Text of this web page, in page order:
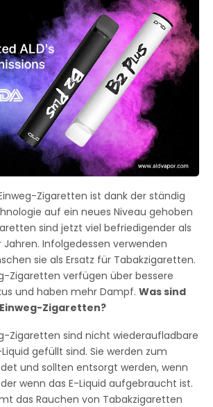
Zigaretten ist dank der ständig
auf ein neues Niveau gehoben
sind jetzt viel befriedigender als
Infolgedessen verwenden
sie als Ersatz für Tabakzigaretten.
Zigaretten verfügen über bessere
und haben mehr Dampf. Was sind
Zigaretten?
Zigaretten sind nicht wiederaufladbare
gefüllt sind. Sie werden zum
und sollten entsorgt werden, wenn
wenn das E-Liquid aufgebraucht ist.
das Rauchen von Tabakzigaretten